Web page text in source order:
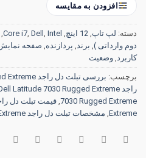
افزودن به مقایسه
دسته: لپ تاپ, 12 اینچ ,
Core i7, Dell , Intel
,
دوم وارداتی ), برند, پردازنده, صفحه
کاربرد, وضعیت
برچسب: بررسی تبلت دل راجد Dell Latitude 7030 Rugged Extreme
راجد Dell Latitude 7030 Rugged Extreme
7030 Rugged Extreme
,
Extreme
, مشخصات تبلت دل راجد Dell Latitude 7030 Rugged Extreme